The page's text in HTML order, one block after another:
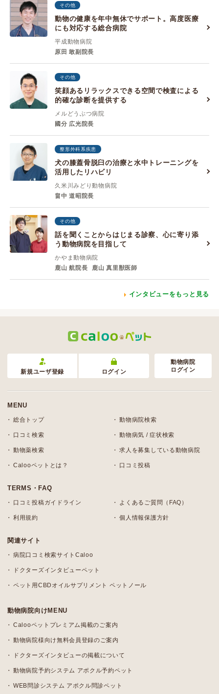
その他
動物の健康を年中無休でサポート。高度医療
にも対応する総合病院
平成動物病院
原田 敢副院長
その他
笑顔あるリラックスできる空間で検査による
的確な診断を提供する
メルどうぶつ病院
國分 広光院長
整形外科系疾患
犬の膝蓋骨脱臼の治療と水中トレーニングを
活用したリハビリ
久米川みどり動物病院
畠中 道昭院長
その他
話を聞くことからはじまる診察、心に寄り添
う動物病院を目指して
かやま動物病院
鹿山 航院長
鹿山 真里獣医師
インタビューをもっと見る
新規ユーザ登録 ログイン
動物病院
ログイン
MENU
総合トップ 動物病院検索
口コミ検索 動物病気 / 症状検索
動物薬検索 求人を募集している動物病院
Calooペットとは？ 口コミ投稿
TERMS・FAQ
口コミ投稿ガイドライン よくあるご質問（FAQ）
利用規約 個人情報保護方針
関連サイト
病院口コミ検索サイトCaloo
ドクターズインタビューペット
ペット用CBDオイルサプリメント ペットノール
動物病院向けMENU
Calooペットプレミアム掲載のご案内
動物病院様向け無料会員登録のご案内
ドクターズインタビューの掲載について
動物病院予約システム アポクル予約ペット
WEB問診システム アポクル問診ペット